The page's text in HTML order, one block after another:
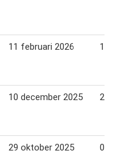
11 februari 2026 14
10 december 2025 21
29 oktober 2025 09